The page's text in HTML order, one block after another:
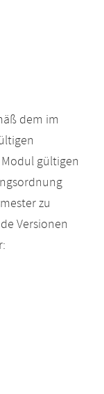
dem im
gültigen
zu
Versionen